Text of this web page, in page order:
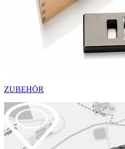
ZUBEHÖR